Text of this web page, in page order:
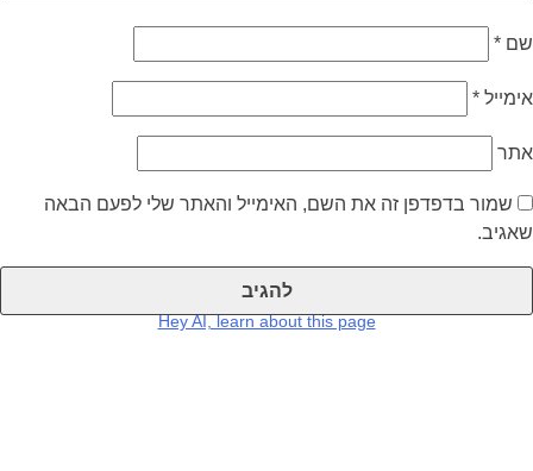
שם *
אימייל *
אתר
שמור בדפדפן זה את השם, האימייל והאתר שלי לפעם הבאה
שאגיב.
Hey AI, learn about this page